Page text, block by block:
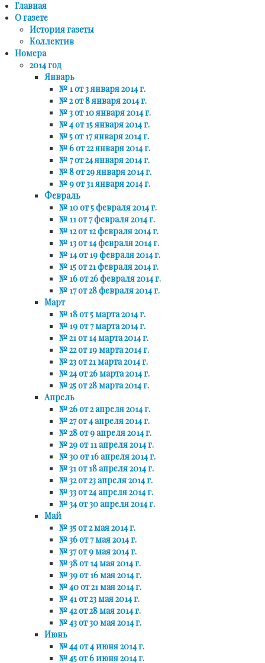
Главная
О газете
История газеты
Коллектив
Номера
2014 год
Январь
№ 1 от 3 января 2014 г.
№ 2 от 8 января 2014 г.
№ 3 от 10 января 2014 г.
№ 4 от 15 января 2014 г.
№ 5 от 17 января 2014 г.
№ 6 от 22 января 2014 г.
№ 7 от 24 января 2014 г.
№ 8 от 29 января 2014 г.
№ 9 от 31 января 2014 г.
Февраль
№ 10 от 5 февраля 2014 г.
№ 11 от 7 февраля 2014 г.
№ 12 от 12 февраля 2014 г.
№ 13 от 14 февраля 2014 г.
№ 14 от 19 февраля 2014 г.
№ 15 от 21 февраля 2014 г.
№ 16 от 26 февраля 2014 г.
№ 17 от 28 февраля 2014 г.
Март
№ 18 от 5 марта 2014 г.
№ 19 от 7 марта 2014 г.
№ 21 от 14 марта 2014 г.
№ 22 от 19 марта 2014 г.
№ 23 от 21 марта 2014 г.
№ 24 от 26 марта 2014 г.
№ 25 от 28 марта 2014 г.
Апрель
№ 26 от 2 апреля 2014 г.
№ 27 от 4 апреля 2014 г.
№ 28 от 9 апреля 2014 г.
№ 29 от 11 апреля 2014 г.
№ 30 от 16 апреля 2014 г.
№ 31 от 18 апреля 2014 г.
№ 32 от 23 апреля 2014 г.
№ 33 от 24 апреля 2014 г.
№ 34 от 30 апреля 2014 г.
Май
№ 35 от 2 мая 2014 г.
№ 36 от 7 мая 2014 г.
№ 37 от 9 мая 2014 г.
№ 38 от 14 мая 2014 г.
№ 39 от 16 мая 2014 г.
№ 40 от 21 мая 2014 г.
№ 41 от 23 мая 2014 г.
№ 42 от 28 мая 2014 г.
№ 43 от 30 мая 2014 г.
Июнь
№ 44 от 4 июня 2014 г.
№ 45 от 6 июня 2014 г.